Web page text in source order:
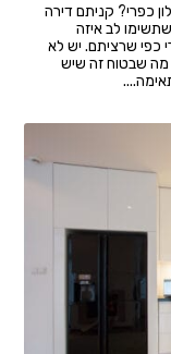
כפרי? קניתם דירה
לב איזה
כפי שרציתם. יש לא
מה שבטוח זה שיש